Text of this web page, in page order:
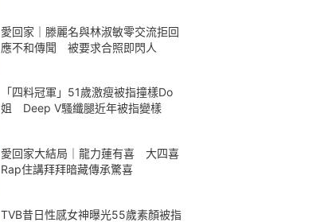
愛回家｜滕麗名與林淑敏零交流拒回
應不和傳聞 被要求合照即閃人
「四料冠軍」51歲激瘦被指撞樣Do
姐 Deep V騷纖腿近年被指變樣
愛回家大結局｜龍力蓮有喜 大四喜
Rap住講拜拜暗藏傳承驚喜
TVB昔日性感女神曝光55歲素顏被指